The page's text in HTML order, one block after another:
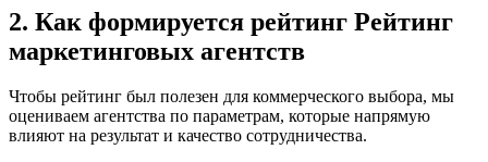
2. Как формируется рейтинг Рейтинг
маркетинговых агентств
Чтобы рейтинг был полезен для коммерческого выбора, мы
оцениваем агентства по параметрам, которые напрямую
влияют на результат и качество сотрудничества.